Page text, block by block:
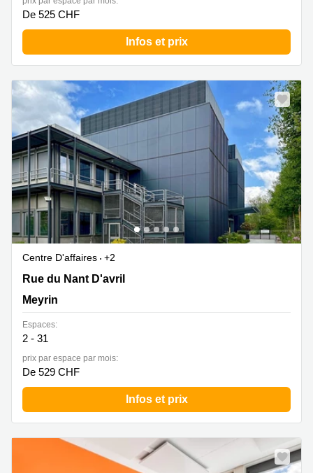
267
Meyrin
de la
Martigny
Crassier
7 Nyon
Z. A.
La
Pièce
1
Rolle
Bahnhofstrasse
10 Zürich
De 525 CHF
Infos et prix
Centre D'affaires
+2
Rue du Nant D'avril 150,1. Stock, Meyrin
Rue du Nant D'avril
Meyrin
Espaces:
2 - 31
prix par espace par mois:
De 529 CHF
Infos et prix